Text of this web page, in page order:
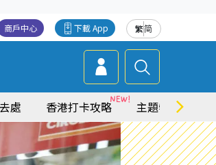
繁简
下載 App
商戶中心
處 香港打卡攻略 主題特集